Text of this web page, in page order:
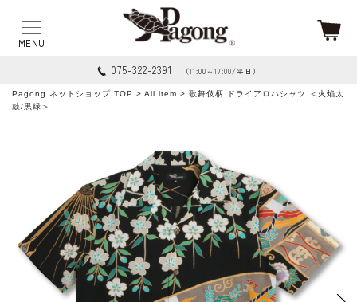
075-322-2391 （11:00～17:00/平日）
Pagong ネットショップ TOP > All item > 歌舞伎柄 ドライアロハシャツ ＜火焔太
鼓/黒緑＞